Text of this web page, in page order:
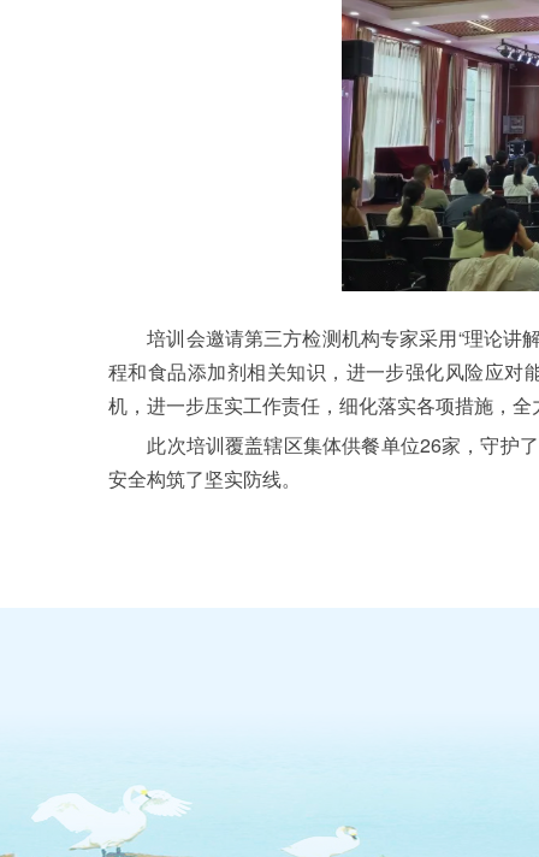
培训会邀请第三方检测机构专家采用“理论讲
程和食品添加剂相关知识，进一步强化风险应对
机，进一步压实工作责任，细化落实各项措施，
此次培训覆盖辖区集体供餐单位26家，守护了
安全构筑了坚实防线。